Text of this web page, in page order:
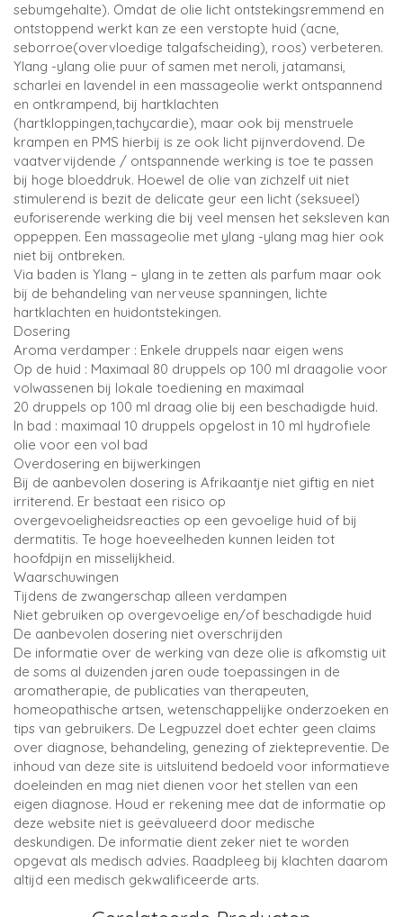
sebumgehalte). Omdat de olie licht ontstekingsremmend en
ontstoppend werkt kan ze een verstopte huid (acne,
seborroe(overvloedige talgafscheiding), roos) verbeteren.
Ylang -ylang olie puur of samen met neroli, jatamansi,
scharlei en lavendel in een massageolie werkt ontspannend
en ontkrampend, bij hartklachten
(hartkloppingen,tachycardie), maar ook bij menstruele
krampen en PMS hierbij is ze ook licht pijnverdovend. De
vaatvervijdende / ontspannende werking is toe te passen
bij hoge bloeddruk. Hoewel de olie van zichzelf uit niet
stimulerend is bezit de delicate geur een licht (seksueel)
euforiserende werking die bij veel mensen het seksleven kan
oppeppen. Een massageolie met ylang -ylang mag hier ook
niet bij ontbreken.
Via baden is Ylang – ylang in te zetten als parfum maar ook
bij de behandeling van nerveuse spanningen, lichte
hartklachten en huidontstekingen.
Dosering
Aroma verdamper : Enkele druppels naar eigen wens
Op de huid : Maximaal 80 druppels op 100 ml draagolie voor
volwassenen bij lokale toediening en maximaal
20 druppels op 100 ml draag olie bij een beschadigde huid.
In bad : maximaal 10 druppels opgelost in 10 ml hydrofiele
olie voor een vol bad
Overdosering en bijwerkingen
Bij de aanbevolen dosering is Afrikaantje niet giftig en niet
irriterend. Er bestaat een risico op
overgevoeligheidsreacties op een gevoelige huid of bij
dermatitis. Te hoge hoeveelheden kunnen leiden tot
hoofdpijn en misselijkheid.
Waarschuwingen
Tijdens de zwangerschap alleen verdampen
Niet gebruiken op overgevoelige en/of beschadigde huid
De aanbevolen dosering niet overschrijden
De informatie over de werking van deze olie is afkomstig uit
de soms al duizenden jaren oude toepassingen in de
aromatherapie, de publicaties van therapeuten,
homeopathische artsen, wetenschappelijke onderzoeken en
tips van gebruikers. De Legpuzzel doet echter geen claims
over diagnose, behandeling, genezing of ziektepreventie. De
inhoud van deze site is uitsluitend bedoeld voor informatieve
doeleinden en mag niet dienen voor het stellen van een
eigen diagnose. Houd er rekening mee dat de informatie op
deze website niet is geëvalueerd door medische
deskundigen. De informatie dient zeker niet te worden
opgevat als medisch advies. Raadpleeg bij klachten daarom
altijd een medisch gekwalificeerde arts.